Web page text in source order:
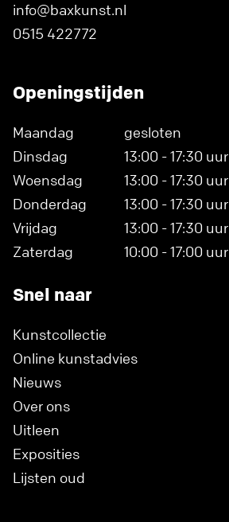
info@baxkunst.nl
0515 422772
Openingstijden
Maandag
gesloten
Dinsdag
13:00 - 17:30 uur
Woensdag
13:00 - 17:30 uur
Donderdag
13:00 - 17:30 uur
Vrijdag
13:00 - 17:30 uur
Zaterdag
10:00 - 17:00 uur
Snel naar
Kunstcollectie
Online kunstadvies
Nieuws
Over ons
Uitleen
Exposities
Lijsten oud